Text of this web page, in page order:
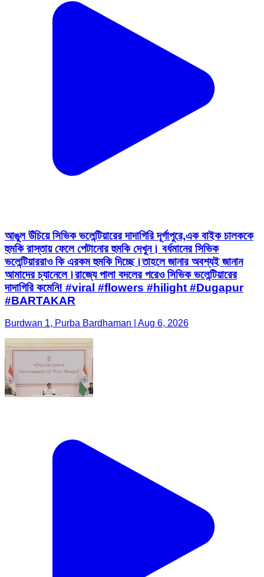
আঙুল উঁচিয়ে সিভিক ভলেন্টিয়ারের দাদাগিরি দূর্গাপুরে,এক বাইক চালককে
হুমকি রাস্তায় ফেলে পেটানোর হুমকি দেখুন। বর্ধমানের সিভিক
ভলেন্টিয়াররাও কি এরকম হুমকি দিচ্ছে।তাহলে জানার অবশ্যই জানান
আমাদের চ্যানেলে।রাজ্যে পালা বদলের পরেও সিভিক ভলেন্টিয়ারের
দাদাগিরি কমেনি! #viral #flowers #hilight #Dugapur
#BARTAKAR
Burdwan 1, Purba Bardhaman | Aug 6, 2026